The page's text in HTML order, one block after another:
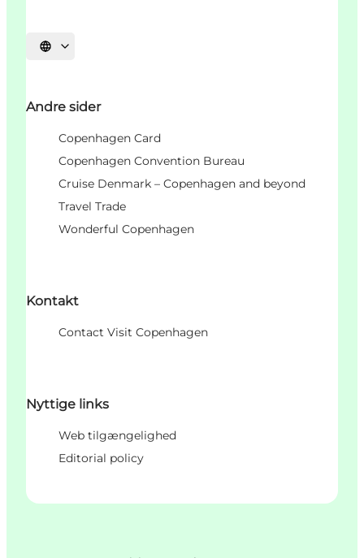
Vælg sprog
Andre sider
Copenhagen Card
Copenhagen Convention Bureau
Cruise Denmark – Copenhagen and beyond
Travel Trade
Wonderful Copenhagen
Kontakt
Contact Visit Copenhagen
Nyttige links
Web tilgængelighed
Editorial policy